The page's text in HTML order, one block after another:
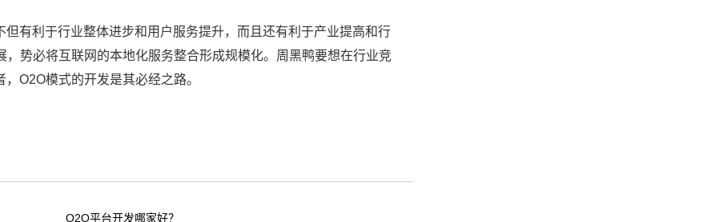
有利于行业整体进步和用户服务提升，而且还有利于产业提高和行
势必将互联网的本地化服务整合形成规模化。周黑鸭要想在行业竞
O2O模式的开发是其必经之路。
O2O平台开发哪家好？